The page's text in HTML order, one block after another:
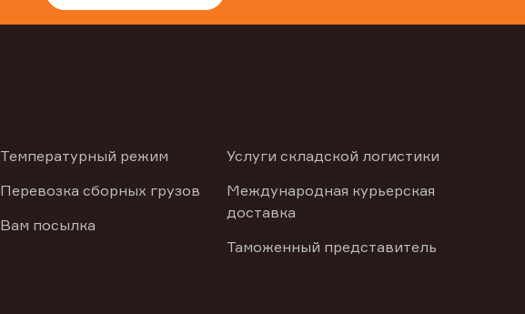
Температурный режим
Перевозка сборных грузов
Вам посылка
Услуги складской логистики
Международная курьерская
доставка
Таможенный представитель